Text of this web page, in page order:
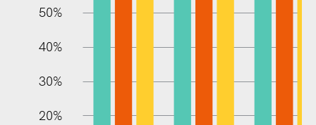
10%
50%
40%
30%
20%